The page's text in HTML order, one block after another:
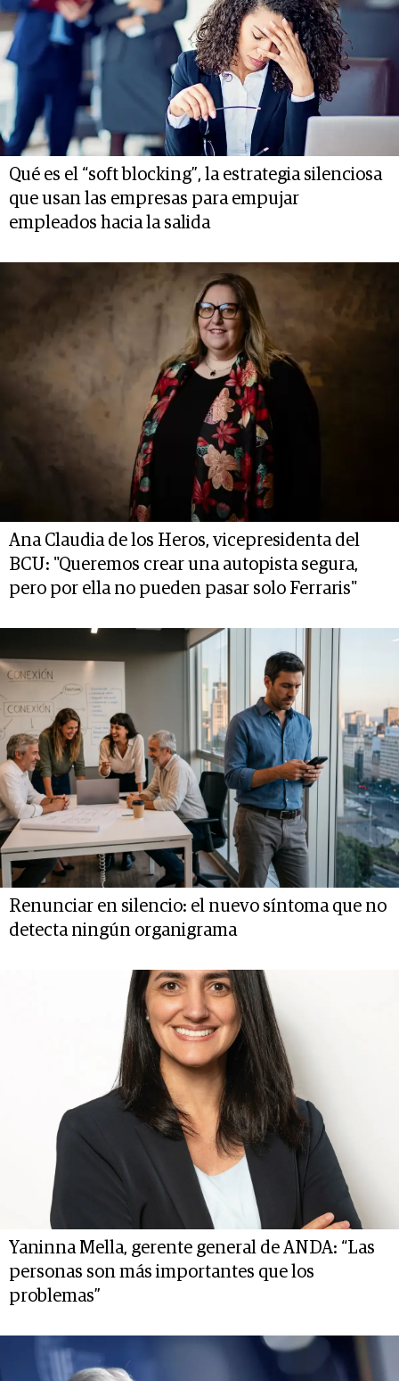
Qué es el “soft blocking”, la estrategia silenciosa
que usan las empresas para empujar
empleados hacia la salida
Ana Claudia de los Heros, vicepresidenta del
BCU: "Queremos crear una autopista segura,
pero por ella no pueden pasar solo Ferraris"
Renunciar en silencio: el nuevo síntoma que no
detecta ningún organigrama
Yaninna Mella, gerente general de ANDA: “Las
personas son más importantes que los
problemas”